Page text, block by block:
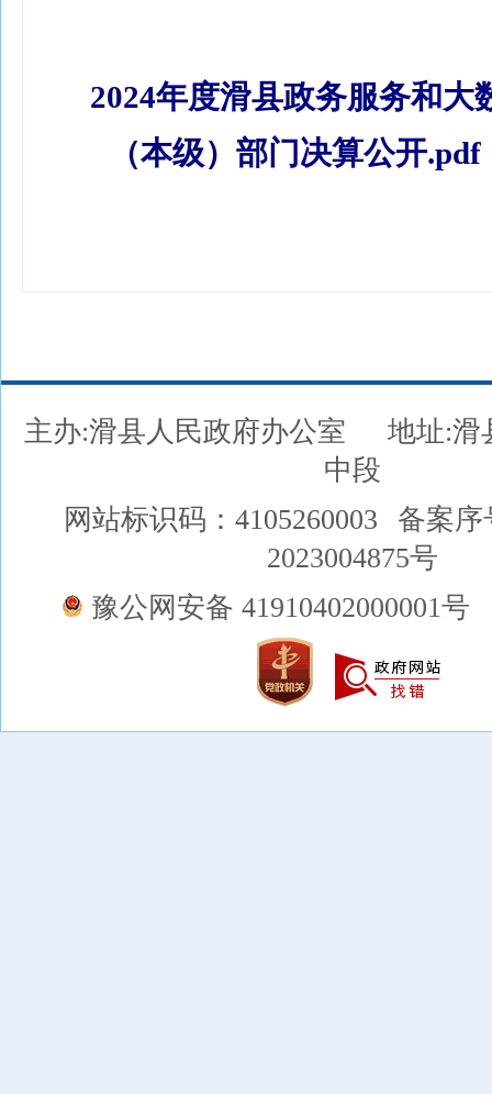
2024年度滑县政务服务和大
（本级）部门决算公开
主办:滑县人民政府办公室
地址:滑
中段
网站标识码：4105260003
备案序
2023004875号
豫公网安备 41910402000001号